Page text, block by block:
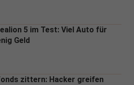
5 im Test: Viel Auto für
Geld
zittern: Hacker greifen